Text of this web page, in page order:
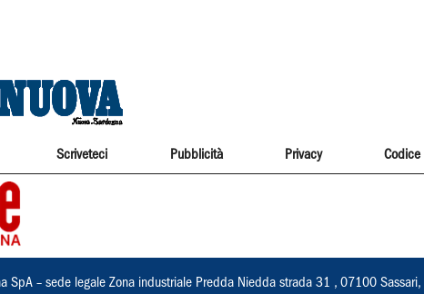
Scriveteci Pubblicità Privacy
SpA – sede legale Zona industriale Predda Niedda strada 31 , 07100